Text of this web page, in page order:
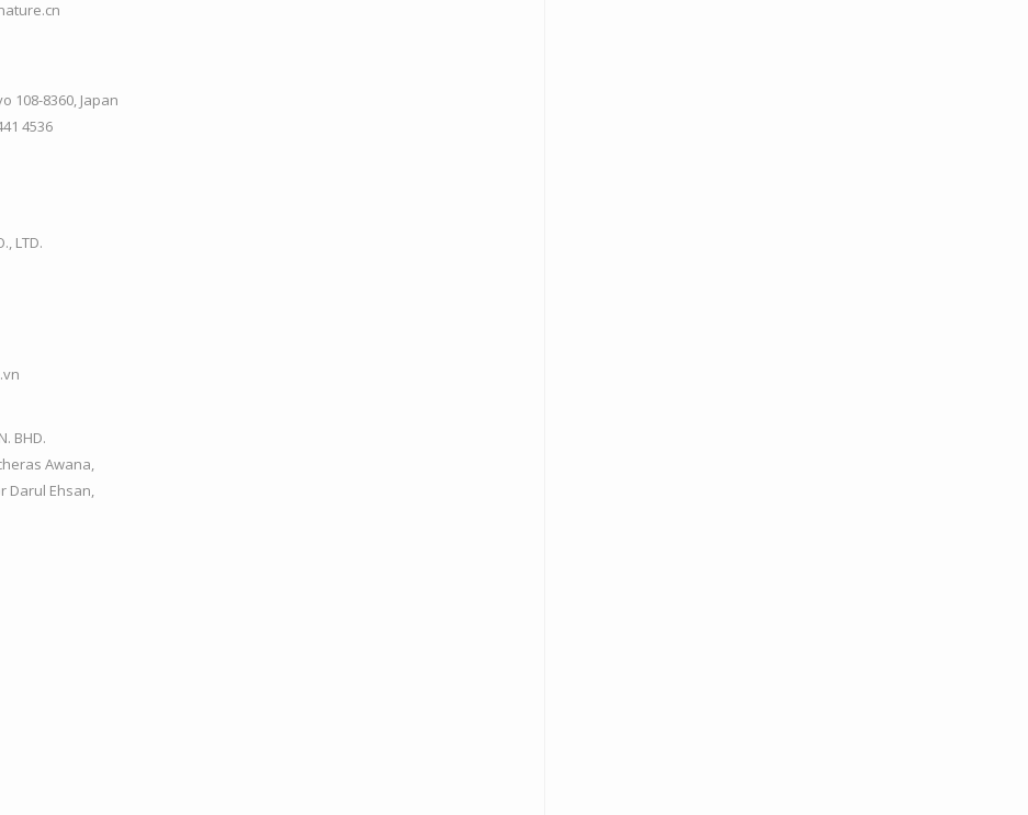
108-8360, Japan
4536
LTD.
BHD.
Awana,
Darul Ehsan,